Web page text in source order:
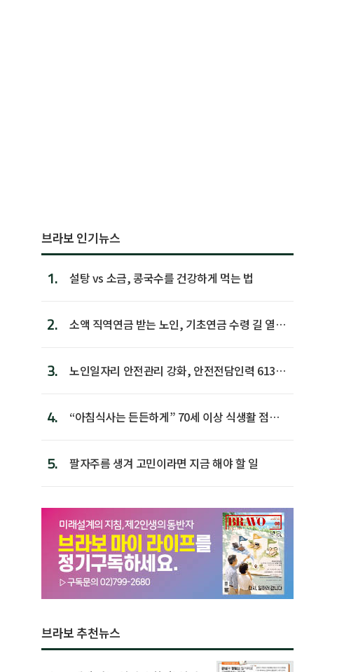
브라보 인기뉴스
1. 설탕 vs 소금, 콩국수를 건강하게 먹는 법
2.
소액 직역연금 받는 노인, 기초연금 수령 길 열린
3.
노인일자리 안전관리 강화, 안전전담인력 613명
4.
“아침식사는 든든하게” 70세 이상 식생활 점수
5. 팔자주름 생겨 고민이라면 지금 해야 할 일
브라보 추천뉴스